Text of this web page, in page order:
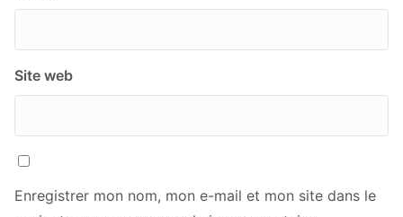
Site web
Enregistrer mon nom, mon e-mail et mon site dans le